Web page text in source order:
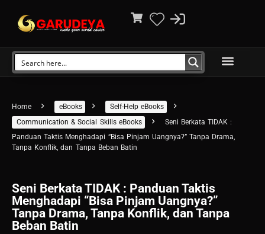
Home eBooks
Self-Help eBooks
Communication & Social Skills eBooks
Seni Berkata TIDAK :
Panduan Taktis Menghadapi “Bisa Pinjam Uangnya?” Tanpa Drama,
Tanpa Konflik, dan Tanpa Beban Batin
Seni Berkata TIDAK : Panduan Taktis
Menghadapi “Bisa Pinjam Uangnya?”
Tanpa Drama, Tanpa Konflik, dan Tanpa
Beban Batin